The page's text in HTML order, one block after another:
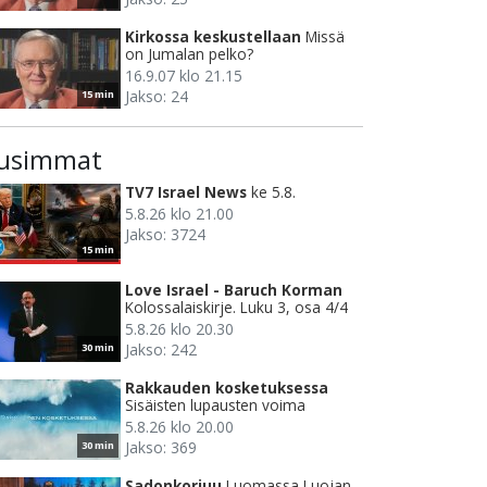
15 min
Kirkossa keskustellaan Missä
on Jumalan pelko?
16.9.07 klo 21.15
Jakso: 24
15 min
TV7 Israel News ke 5.8.
5.8.26 klo 21.00
Jakso: 3724
30 min
Love Israel - Baruch Korman
Kolossalaiskirje. Luku 3, osa 4/4
5.8.26 klo 20.30
Jakso: 242
30 min
Rakkauden kosketuksessa
Sisäisten lupausten voima
5.8.26 klo 20.00
Jakso: 369